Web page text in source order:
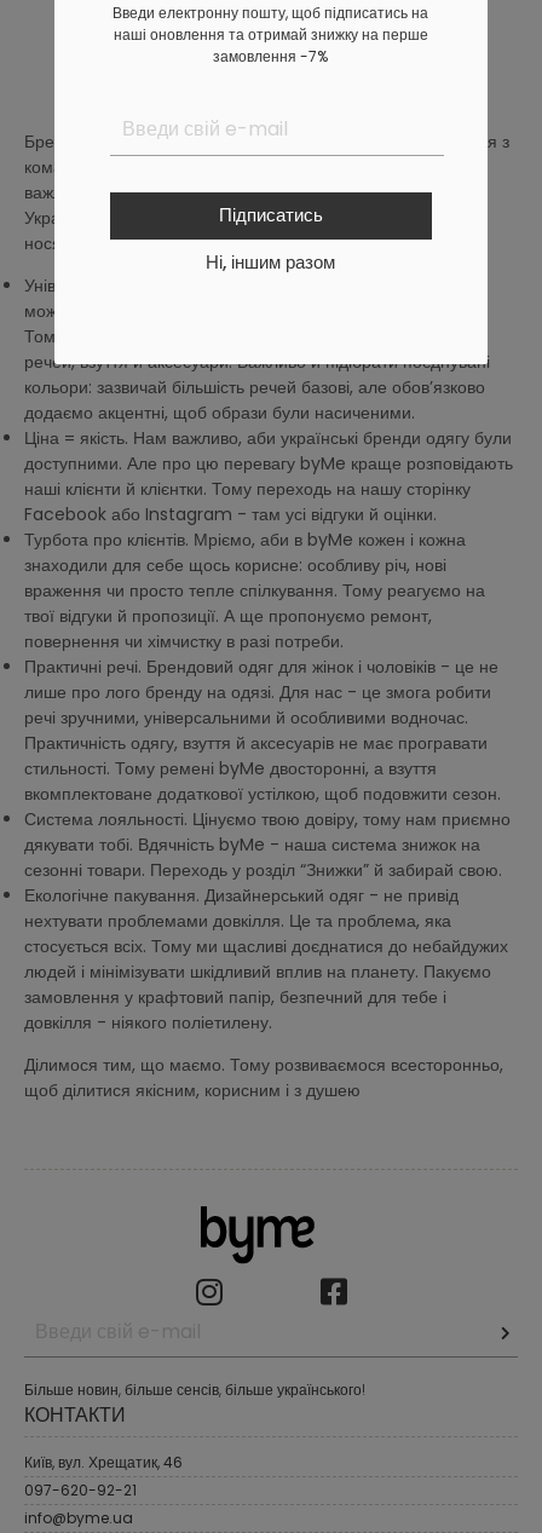
Введи електронну пошту, щоб підписатись на
наші оновлення та отримай знижку на перше
замовлення -7%
Підписатись
Ні, іншим разом
Бренд одягу - це не лише робота з тканинами, спілкування з
командою й продаж речей. Найперше це ті, для кого
важливий бренд: засновники, працівники й клієнти.
Український бренд одягу - це люди, які його створюють і
носять. Тому ми дбаємо про тебе і світ:
Універсальні колекції. Створюємо колекції так, щоб речі
можна було легко поєднувати між собою в цілісні образи.
Тому намагаємося в кожну колекцію додавати різні типи
речей, взуття й аксесуари. Важливо й підібрати поєднувані
кольори: зазвичай більшість речей базові, але обов’язково
додаємо акцентні, щоб образи були насиченими.
Ціна = якість. Нам важливо, аби українські бренди одягу були
доступними. Але про цю перевагу byMe краще розповідають
наші клієнти й клієнтки. Тому переходь на нашу сторінку
Facebook або Instagram - там усі відгуки й оцінки.
Турбота про клієнтів. Мріємо, аби в byMe кожен і кожна
знаходили для себе щось корисне: особливу річ, нові
враження чи просто тепле спілкування. Тому реагуємо на
твої відгуки й пропозиції. А ще пропонуємо ремонт,
повернення чи хімчистку в разі потреби.
Практичні речі. Брендовий одяг для жінок і чоловіків - це не
лише про лого бренду на одязі. Для нас - це змога робити
речі зручними, універсальними й особливими водночас.
Практичність одягу, взуття й аксесуарів не має програвати
стильності. Тому ремені byMe двосторонні, а взуття
вкомплектоване додаткової устілкою, щоб подовжити сезон.
Система лояльності. Цінуємо твою довіру, тому нам приємно
дякувати тобі. Вдячність byMe - наша система знижок на
сезонні товари. Переходь у розділ “Знижки” й забирай свою.
Екологічне пакування. Дизайнерський одяг - не привід
нехтувати проблемами довкілля. Це та проблема, яка
стосується всіх. Тому ми щасливі доєднатися до небайдужих
людей і мінімізувати шкідливий вплив на планету. Пакуємо
замовлення у крафтовий папір, безпечний для тебе і
довкілля - ніякого поліетилену.
Ділимося тим, що маємо. Тому розвиваємося всесторонньо,
щоб ділитися якісним, корисним і з душею
Більше новин, більше сенсів, більше українського!
КОНТАКТИ
Київ, вул. Хрещатик, 46
097-620-92-21
info@byme.ua